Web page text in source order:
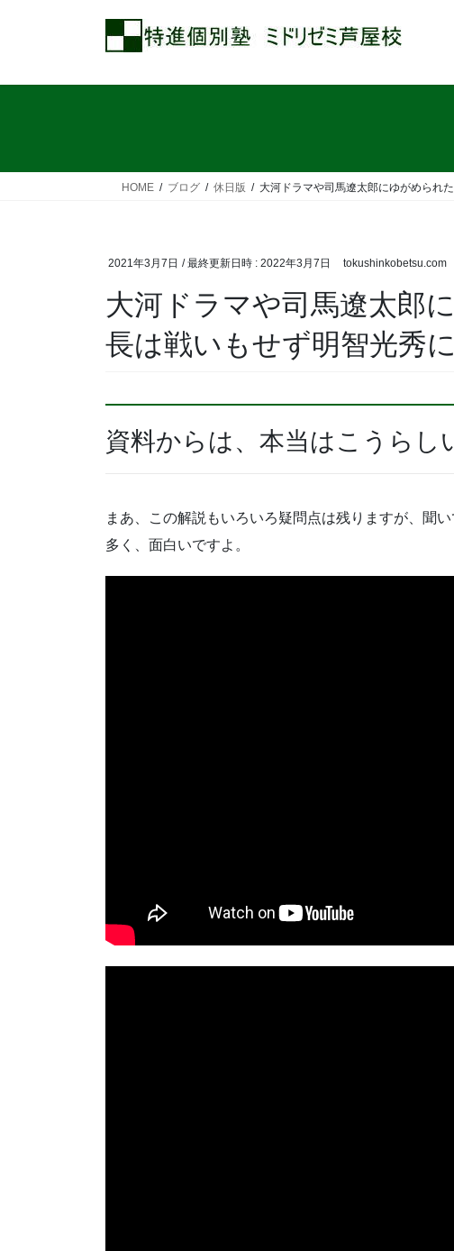
HOME ブログ 休日版 大河ドラマや司馬遼太郎にゆがめられ
2021年3月7日 / 最終更新日時 : 2022年3月7日 tokushinkobetsu.com
大河ドラマや司馬遼太郎
長は戦いもせず明智光秀
資料からは、本当はこうらし
まあ、この解説もいろいろ疑問点は残りますが、聞
多く、面白いですよ。